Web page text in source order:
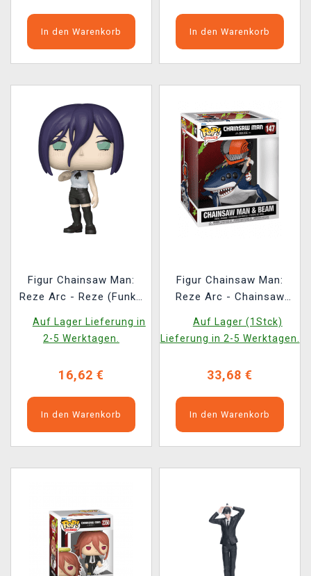
In den Warenkorb In den Warenkorb
Figur Chainsaw Man:
Reze Arc - Reze (Funko
Auf Lager Lieferung in
2-5 Werktagen.
16,62 €
In den Warenkorb
Figur Chainsaw Man:
Reze Arc - Chainsaw
POP! Rides 147)
Auf Lager (1Stck)
Lieferung in 2-5 Werktagen.
33,68 €
In den Warenkorb